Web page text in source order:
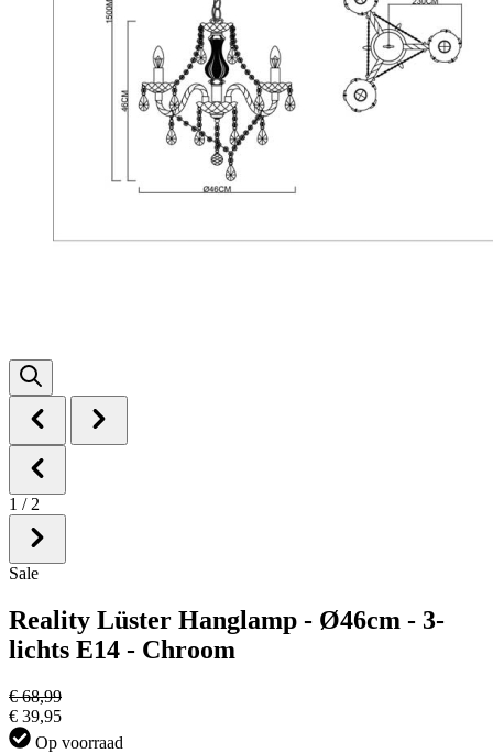
1 / 2
Sale
Reality Lüster Hanglamp - Ø46cm - 3-
lichts E14 - Chroom
€ 68,99
€ 39,95
Op voorraad